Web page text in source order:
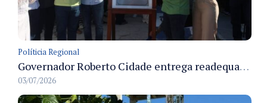
Políticia Regional
Governador Roberto Cidade entrega readequação do ambulatório da FCecon e amplia capacidade de atendimento oncológico em Manaus
03/07/2026